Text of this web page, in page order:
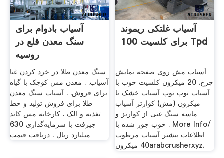
آسیاب بادوام برای
سنگ معدن قلع در
روسیه
سنگ معدن طلا در خرد کردن غنا
آسیاب. . معدن مس کوچک با گیاه
برای فروش. . آسیاب سنگ معدن
طلا برای فروش تولید و خط
تغذیه و الک . کارخانه مس کاتد
جیرفت با سرمایه‌گذاری 630
میلیارد ریال . دریافت قیمت
آسیاب غلتکی ریموند
برای کلسیت 100 Tpd
آسیاب مش روی صفحه نمایش
چرخ. 20 میکرون کلسیت خوب با
آسیاب توپ توپ آسیاب خشک تا
میکرون (مش) کوارتز آسیاب
ماسه سنگ غنی از کوارتز و
خوب جور شده با . More Info/
اطلاعات بیشتر آسیاب مرطوب
40 میکرونarabcrusherxyz.